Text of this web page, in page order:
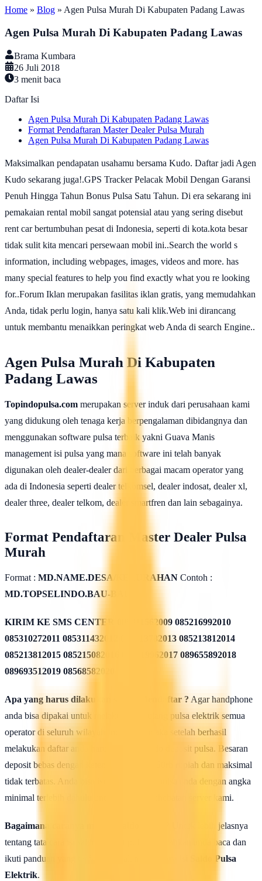
Home » Blog » Agen Pulsa Murah Di Kabupaten Padang Lawas
Agen Pulsa Murah Di Kabupaten Padang Lawas
Brama Kumbara
26 Juli 2018
3 menit baca
Daftar Isi
Agen Pulsa Murah Di Kabupaten Padang Lawas
Format Pendaftaran Master Dealer Pulsa Murah
Agen Pulsa Murah Di Kabupaten Padang Lawas
Maksimalkan pendapatan usahamu bersama Kudo. Daftar jadi Agen
Kudo sekarang juga!.GPS Tracker Pelacak Mobil Dengan Garansi
Penuh Hingga Tahun Bonus Pulsa Satu Tahun. Di era sekarang ini
pemakaian rental mobil sangat potensial atau yang sering disebut
rent car bertumbuhan pesat di Indonesia, seperti di kota.kota besar
tidak sulit kita mencari persewaan mobil ini..Search the world s
information, including webpages, images, videos and more. has
many special features to help you find exactly what you re looking
for..Forum Iklan merupakan fasilitas iklan gratis, yang memudahkan
Anda, tidak perlu login, hanya satu kali klik.Web ini dirancang
untuk membantu menaikkan peringkat web Anda di search Engine..
Agen Pulsa Murah Di Kabupaten
Padang Lawas
Topindopulsa.com merupakan server induk dari perusahaan kami
yang didukung oleh tenaga kerja berpengalaman dibidangnya dan
menggunakan software pulsa terbaik yakni Guava Manis
management isi pulsa yang mana software ini telah banyak
digunakan oleh dealer-dealer dari berbagai macam operator yang
ada di Indonesia seperti dealer telkomsel, dealer indosat, dealer xl,
dealer three, dealer telkom, dealer smartfren dan lain sebagainya.
Format Pendaftaran Master Dealer Pulsa
Murah
Format : MD.NAME.DESA/KELURAHAN Contoh :
MD.TOPSELINDO.BAU-BAU
KIRIM KE SMS CENTER
085311562009 085216992010
085310272011 085311432012 085213782013 085213812014
085213812015 085215082016 085819962017 089655892018
089693512019 08568582020
Apa yang harus dilakukan seusai Mendaftar ? Agar handphone
anda bisa dipakai untuk melakukan isi ulang pulsa elektrik semua
operator di seluruh wilayah Indonesia, maka setelah berhasil
melakukan daftar anda harus mengisi saldo deposit pulsa. Besaran
deposit bebas dengan ketentuan minimal 50rb rupiah dan maksimal
tidak terbatas. Anda bisa isi deposit saldo pulsa anda dengan angka
minimal terlebih dahulu untuk uji coba kehebatan server kami.
Bagaimana caranya mengisi saldo pulsa ?
Untuk lebih jelasnya
tentang tata cara isi saldo deposit pulsa ini silahkan anda baca dan
ikuti panduan yang terdapat di halaman :
Cara isi Saldo Pulsa
Elektrik.